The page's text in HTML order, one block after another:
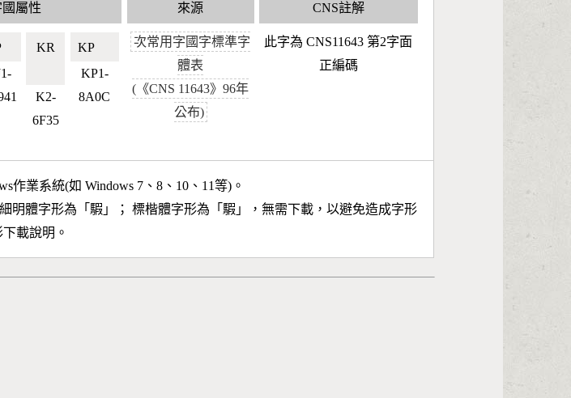
屬性
KR
K2-
6F35
KP🇰🇵
KP1-
8A0C
來源
次常用字國字標準字
體表
(《CNS 11643》96年
公布)
CNS註解
此字為 CNS11643 第2字面
正編碼
作業系統(如 Windows 7、8、10、11等)。
細明體字形為「 騢 」； 標楷體字形為「 騢 」，無需下載，以避免造成字形
載說明。